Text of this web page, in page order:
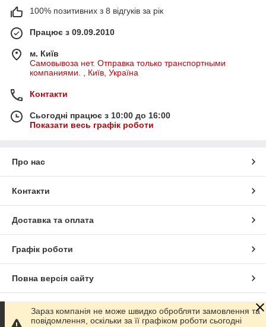
100% позитивних з 8 відгуків за рік
Працює з 09.09.2010
м. Київ
Самовывоза нет. Отправка только транспортными
компаниями. , Київ, Україна
Контакти
Сьогодні працює з 10:00 до 16:00
Показати весь графік роботи
Про нас
Контакти
Доставка та оплата
Графік роботи
Повна версія сайту
Сайт створено на маркетплейсі Prom.ua
Зараз компанія не може швидко обробляти замовлення та
повідомлення, оскільки за її графіком роботи сьогодні